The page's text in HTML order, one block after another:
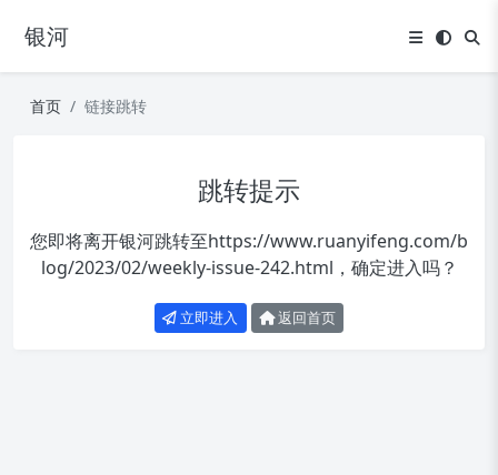
银河
首页 链接跳转
跳转提示
您即将离开银河跳转至https://www.ruanyifeng.com/b
log/2023/02/weekly-issue-242.html ，确定进入吗？
立即进入 返回首页